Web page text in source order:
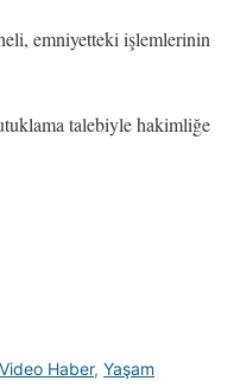
emniyetteki işlemlerinin
talebiyle hakimliğe
Video Haber, Yaşam